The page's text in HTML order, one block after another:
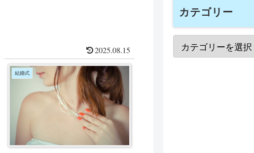
2025.08.15
結婚式
カテゴリー